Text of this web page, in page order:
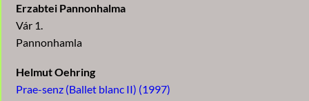
Erzabtei Pannonhalma
Vár 1.
Pannonhamla
Helmut Oehring
Prae-senz (Ballet blanc II) (1997)